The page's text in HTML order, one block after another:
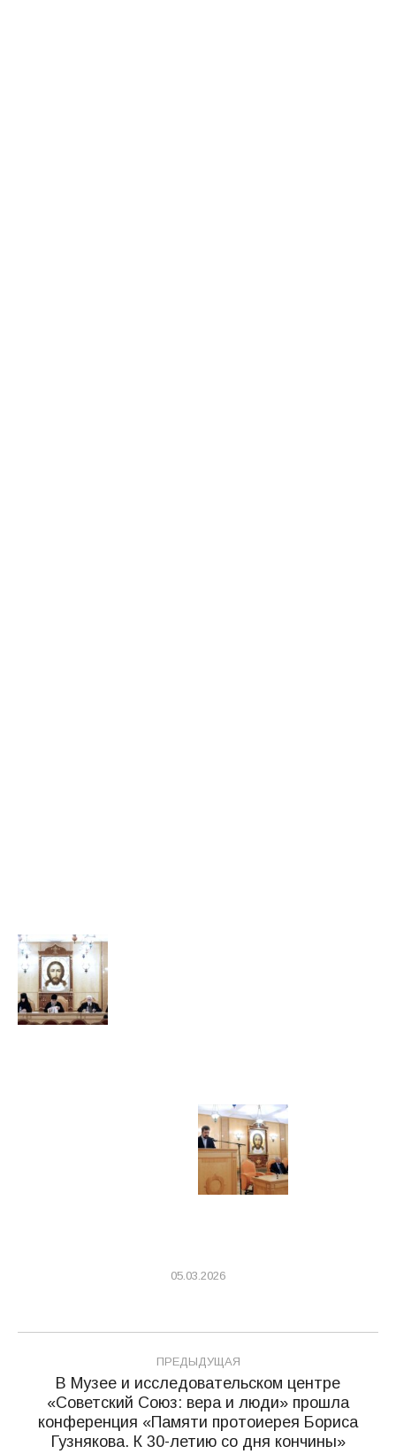
05.03.2026
Навигация
записям
ПРЕДЫДУЩАЯ
Предыдущая
запись:
В Музее и исследовательском центре
«Советский Союз: вера и люди» прошла
конференция «Памяти протоиерея Бориса
Гузнякова. К 30-летию со дня кончины»